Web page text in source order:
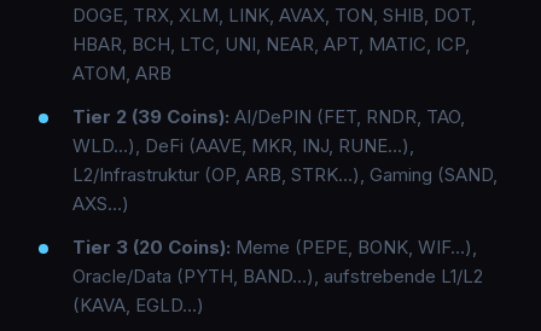
DOGE, TRX, XLM, LINK, AVAX, TON, SHIB, DOT,
HBAR, BCH, LTC, UNI, NEAR, APT, MATIC, ICP,
ATOM, ARB
Tier 2 (39 Coins): AI/DePIN (FET, RNDR, TAO,
WLD…), DeFi (AAVE, MKR, INJ, RUNE…),
L2/Infrastruktur (OP, ARB, STRK…), Gaming (SAND,
AXS…)
Tier 3 (20 Coins): Meme (PEPE, BONK, WIF…),
Oracle/Data (PYTH, BAND…), aufstrebende L1/L2
(KAVA, EGLD…)